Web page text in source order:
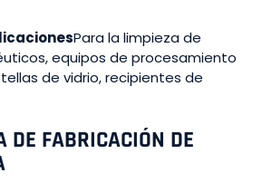
Para la limpieza de
equipos de procesamiento
de vidrio, recipientes de
DE FABRICACIÓN DE